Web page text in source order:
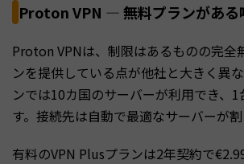
Proton VPN — 無料プランがある
Proton VPNは、制限はあるものの完全
ンを提供している点が他社と大きく異
ンでは10カ国のサーバーが利用でき、
す。接続先は自動で最適なサーバーが割
有料のVPN Plusプランは2年契約で